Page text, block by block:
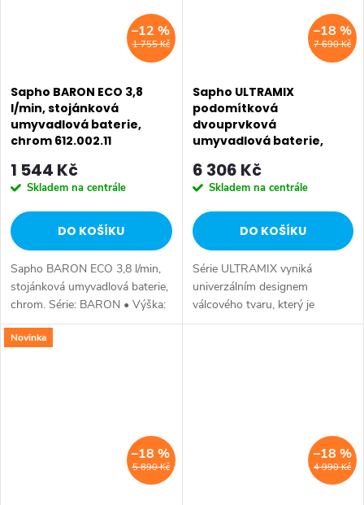
1 755 Kč
–12 %
Sapho BARON ECO 3,8
l/min, stojánková
umyvadlová baterie,
chrom 612.002.11
1 544 Kč
Skladem na centrále
DO KOŠÍKU
Sapho BARON ECO 3,8 l/min,
stojánková umyvadlová baterie,
chrom. Série: BARON • Výška:
125 mm • Hloubka: 136 mm •
Barva: Chrom • Materiál: Mosaz
7 690 Kč
–18 %
Sapho ULTRAMIX
podomítková
dvouprvková
umyvadlová baterie,
UT110B
6 306 Kč
Skladem na centrále
DO KOŠÍKU
Série ULTRAMIX vyniká
univerzálním designem
válcového tvaru, který je
doplněn decentní hranou a
Novinka
5 890 Kč
–18 %
4 990 Kč
–18 %